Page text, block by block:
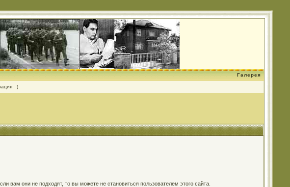
Галерея
)
вам они не подходят, то вы можете не становиться пользователем этого сайта.